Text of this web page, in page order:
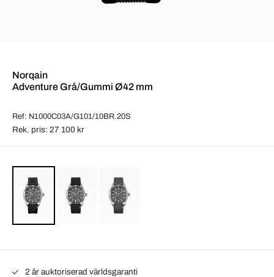
Norqain
Adventure Grå/Gummi Ø42 mm
Ref: N1000C03A/G101/10BR.20S
Rek. pris: 27 100 kr
2 år auktoriserad världsgaranti